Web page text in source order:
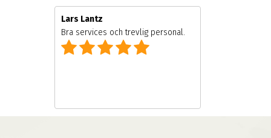
Lars Lantz
Bra services och trevlig personal.